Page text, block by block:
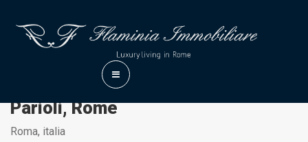
Parioli, Rome
Roma, italia